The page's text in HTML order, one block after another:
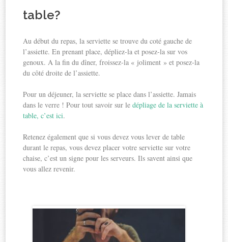
table?
Au début du repas, la serviette se trouve du coté gauche de
l’assiette. En prenant place, dépliez-la et posez-la sur vos
genoux. A la fin du dîner, froissez-la « joliment » et posez-la
du côté droite de l’assiette.
Pour un déjeuner, la serviette se place dans l’assiette. Jamais
dans le verre ! Pour tout savoir sur ledépliage de la serviette à
table, c’est ici.
Retenez également que si vous devez vous lever de table
durant le repas, vous devez placer votre serviette sur votre
chaise, c’est un signe pour les serveurs. Ils savent ainsi que
vous allez revenir.